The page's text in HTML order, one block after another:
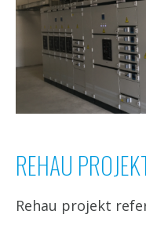
REHAU
Rehau projekt